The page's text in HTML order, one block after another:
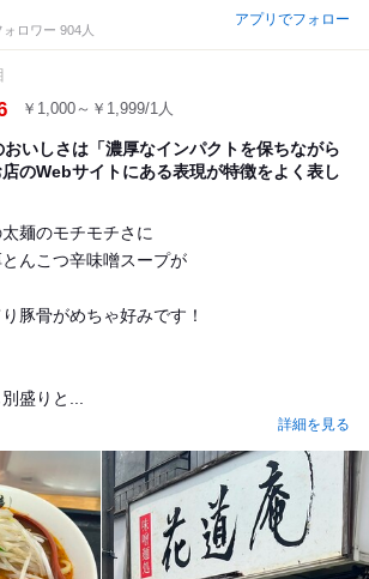
ォロワー 904人
アプリでフォロー
￥1,000～￥1,999/1人
いしさは「濃厚なインパクトを保ちながら
のWebサイトにある表現が特徴をよく表し
麺のモチモチさに
んこつ辛味噌スープが
豚骨がめちゃ好みです！
盛りと...
詳細を見る